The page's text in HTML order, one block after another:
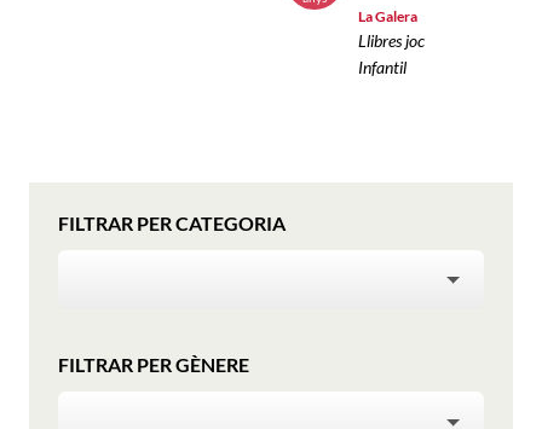
La Galera
Llibres joc
Infantil
FILTRAR PER CATEGORIA
FILTRAR PER GÈNERE